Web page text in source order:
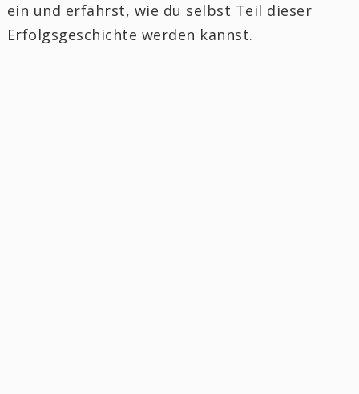
ein und erfährst, wie du selbst Teil dieser
Erfolgsgeschichte werden kannst.